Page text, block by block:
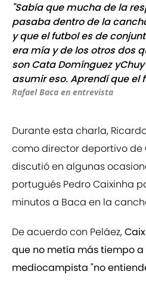
"Sabía que mucha de la
pasaba dentro de la
y que el futbol es de
era mía y de los otros dos
son Cata Domínguez
asumir eso. Aprendí que el
Rafael Baca en entrevista
Durante esta charla,
como director deportivo de
discutió en algunas
portugués Pedro Caixinha
minutos a Baca en la
De acuerdo con Peláez,
que no metía más tiempo
mediocampista "no